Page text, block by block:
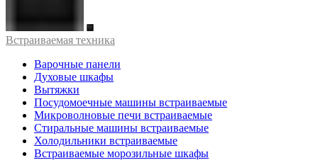
Встраиваемая техника
Варочные панели
Духовые шкафы
Вытяжки
Посудомоечные машины встраиваемые
Микроволновые печи встраиваемые
Стиральные машины встраиваемые
Холодильники встраиваемые
Встраиваемые морозильные шкафы